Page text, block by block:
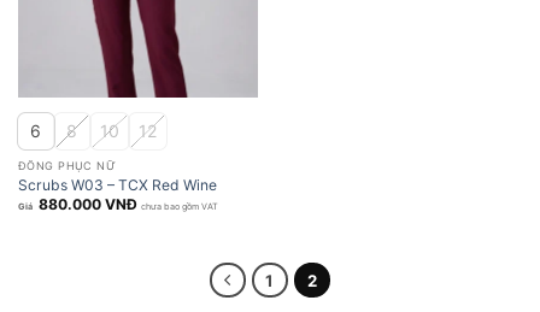
6 8 10 12
ĐỒNG PHỤC NỮ
Scrubs W03 – TCX Red Wine
880.000VNĐ chưa bao gồm VAT
1 2